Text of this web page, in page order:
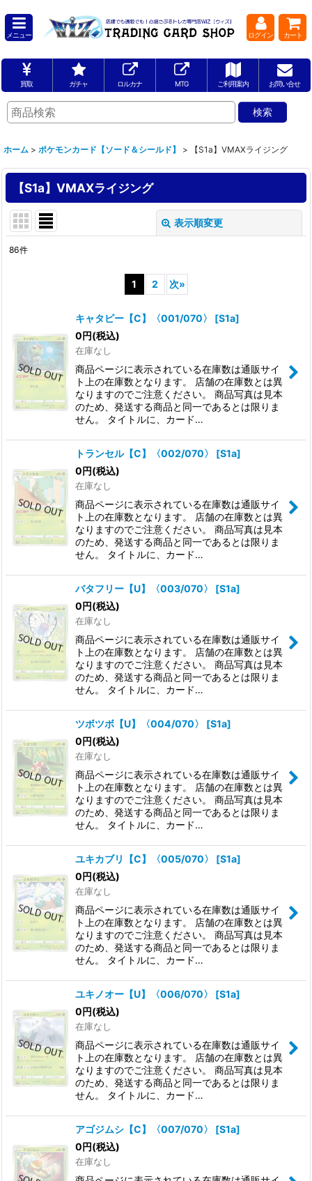
メニュー ログイン カート
買取 ガチャ ロルカナ MTG ご利用案内 お問い合せ
ホーム > ポケモンカード【ソード＆シールド】 > 【S1a】VMAXライジング
【S1a】VMAXライジング
表示順変更
86件
1 2 次»
キャタピー【C】〈001/070〉 [S1a]
0円(税込)
在庫なし
商品ページに表示されている在庫数は通販サイ
ト上の在庫数となります。 店舗の在庫数とは異
なりますのでご注意ください。 商品写真は見本
のため、発送する商品と同一であるとは限りま
せん。 タイトルに、カード…
トランセル【C】〈002/070〉 [S1a]
0円(税込)
在庫なし
商品ページに表示されている在庫数は通販サイ
ト上の在庫数となります。 店舗の在庫数とは異
なりますのでご注意ください。 商品写真は見本
のため、発送する商品と同一であるとは限りま
せん。 タイトルに、カード…
バタフリー【U】〈003/070〉 [S1a]
0円(税込)
在庫なし
商品ページに表示されている在庫数は通販サイ
ト上の在庫数となります。 店舗の在庫数とは異
なりますのでご注意ください。 商品写真は見本
のため、発送する商品と同一であるとは限りま
せん。 タイトルに、カード…
ツボツボ【U】〈004/070〉 [S1a]
0円(税込)
在庫なし
商品ページに表示されている在庫数は通販サイ
ト上の在庫数となります。 店舗の在庫数とは異
なりますのでご注意ください。 商品写真は見本
のため、発送する商品と同一であるとは限りま
せん。 タイトルに、カード…
ユキカブリ【C】〈005/070〉 [S1a]
0円(税込)
在庫なし
商品ページに表示されている在庫数は通販サイ
ト上の在庫数となります。 店舗の在庫数とは異
なりますのでご注意ください。 商品写真は見本
のため、発送する商品と同一であるとは限りま
せん。 タイトルに、カード…
ユキノオー【U】〈006/070〉 [S1a]
0円(税込)
在庫なし
商品ページに表示されている在庫数は通販サイ
ト上の在庫数となります。 店舗の在庫数とは異
なりますのでご注意ください。 商品写真は見本
のため、発送する商品と同一であるとは限りま
せん。 タイトルに、カード…
アゴジムシ【C】〈007/070〉 [S1a]
0円(税込)
在庫なし